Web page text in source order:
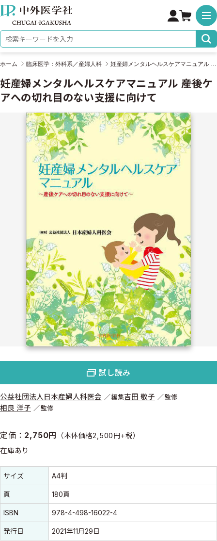
株式会社 中外医学社
検索キーワード
ホーム 臨床医学：外科系／産婦人科
妊産婦メンタルヘルスケアマニュアル ――産後ケ
アへの切れ目のない支援に向けて
公益社団法人日本産婦人科医会 編集吉田 敬子 監修
相良 洋子 監修
定価： 2,750円 （本体価格2,500円+税）
在庫あり
書誌情報
書誌情報
サイズ A4判
頁 180頁
ISBN 978-4-498-16022-4
発行日 2021年11月29日
試し読み